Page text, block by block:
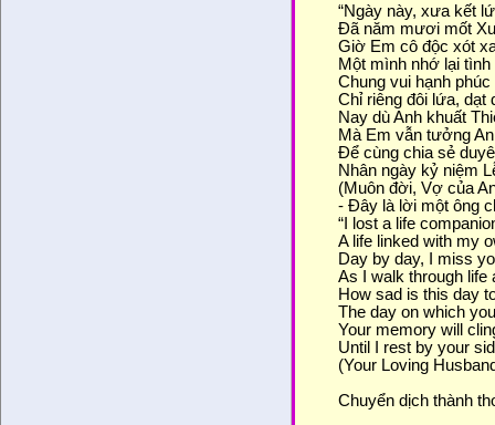
“Ngày này, xưa kết
Đã năm mươi mốt
Giờ Em cô độc xót
Một mình nhớ lại
Chung vui hạnh phúc
Chỉ riêng đôi lứa, dạt
Nay dù Anh khuất
Mà Em vẫn tưởng
Để cùng chia sẻ
Nhân ngày kỷ niệm
(Muôn đời, Vợ của
- Đây là lời một ông
“I lost a life
A life linked with my
Day by day, I miss
As I walk through life
How sad is this day
The day on which
Your memory will
Until I rest by your
(Your Loving
Chuyển dịch thành